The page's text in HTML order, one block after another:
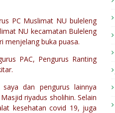
PC Muslimat NU buleleng
NU kecamatan Buleleng
menjelang buka puasa.
PAC, Pengurus Ranting
dan pengurus lainnya
riyadus sholihin. Selain
kesehatan covid 19, juga